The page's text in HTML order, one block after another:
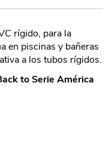
rígido, para la
en piscinas y bañeras
a los tubos rígidos.
to Serie América